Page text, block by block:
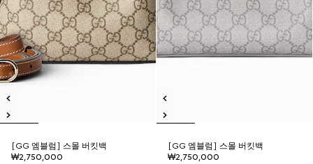
[GG 엠블럼] 스몰 버킷백
₩2,750,000
[GG 엠블럼] 스몰 버킷백
₩2,750,000